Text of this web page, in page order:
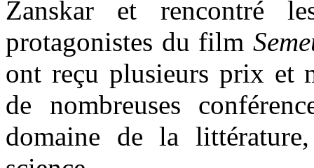
Zanskar et rencontré
protagonistes du film
ont reçu plusieurs prix et
de nombreuses
domaine de la